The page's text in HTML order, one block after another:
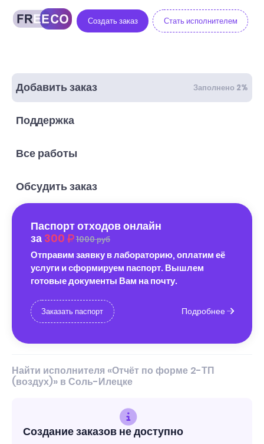
Создать заказ Стать исполнителем
Добавить заказ Заполнено 2%
Поддержка
Все работы
Обсудить заказ
Паспорт отходов онлайн
за 300 1000 руб
Отправим заявку в лабораторию, оплатим её
услуги и сформируем паспорт. Вышлем
готовые документы Вам на почту.
Заказать паспорт Подробнее
Найти исполнителя «Отчёт по форме 2-ТП
(воздух)» в Соль-Илецке
Создание заказов не доступно